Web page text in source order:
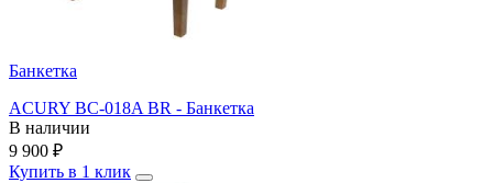
Банкетка
ACURY BC-018A BR - Банкетка
В наличии
9 900 ₽
Купить в 1 клик